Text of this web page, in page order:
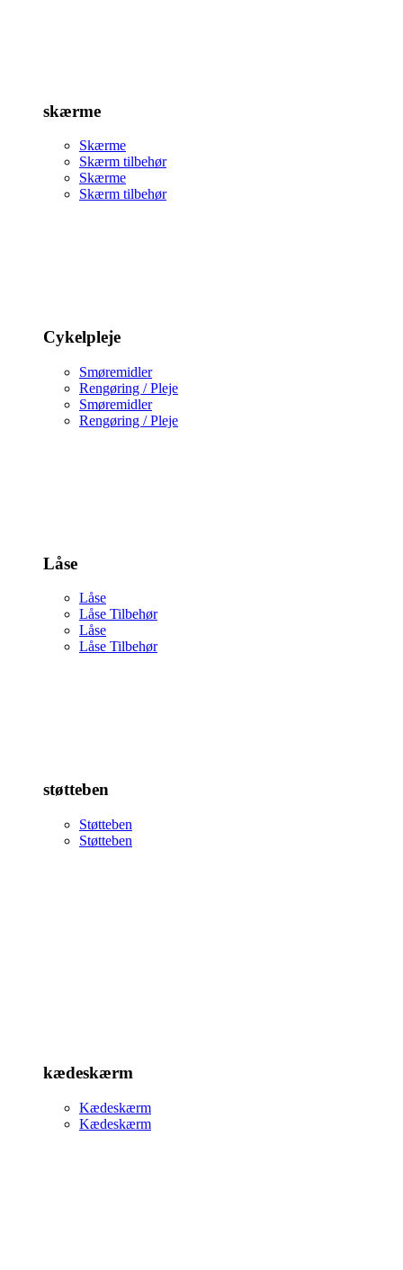
skærme
Skærme
Skærm tilbehør
Skærme
Skærm tilbehør
Cykelpleje
Smøremidler
Rengøring / Pleje
Smøremidler
Rengøring / Pleje
Låse
Låse
Låse Tilbehør
Låse
Låse Tilbehør
støtteben
Støtteben
Støtteben
kædeskærm
Kædeskærm
Kædeskærm